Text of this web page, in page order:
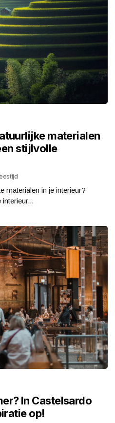
materialen
stijlvolle
materialen in je interieur?
interieur...
In Castelsardo
op!